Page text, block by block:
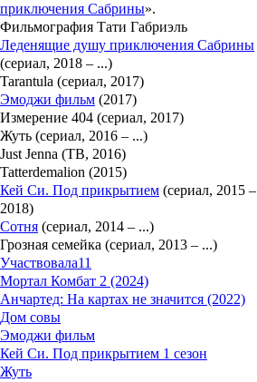
приключения Сабрины».
Фильмография Тати Габриэль
Леденящие душу приключения Сабрины
(сериал, 2018 – ...)
Tarantula (сериал, 2017)
Эмоджи фильм (2017)
Измерение 404 (сериал, 2017)
Жуть (сериал, 2016 – ...)
Just Jenna (ТВ, 2016)
Tatterdemalion (2015)
Кей Си. Под прикрытием (сериал, 2015 –
2018)
Сотня (сериал, 2014 – ...)
Грозная семейка (сериал, 2013 – ...)
Участвовала11
Мортал Комбат 2 (2024)
Анчартед: На картах не значится (2022)
Дом совы
Эмоджи фильм
Кей Си. Под прикрытием 1 сезон
Жуть